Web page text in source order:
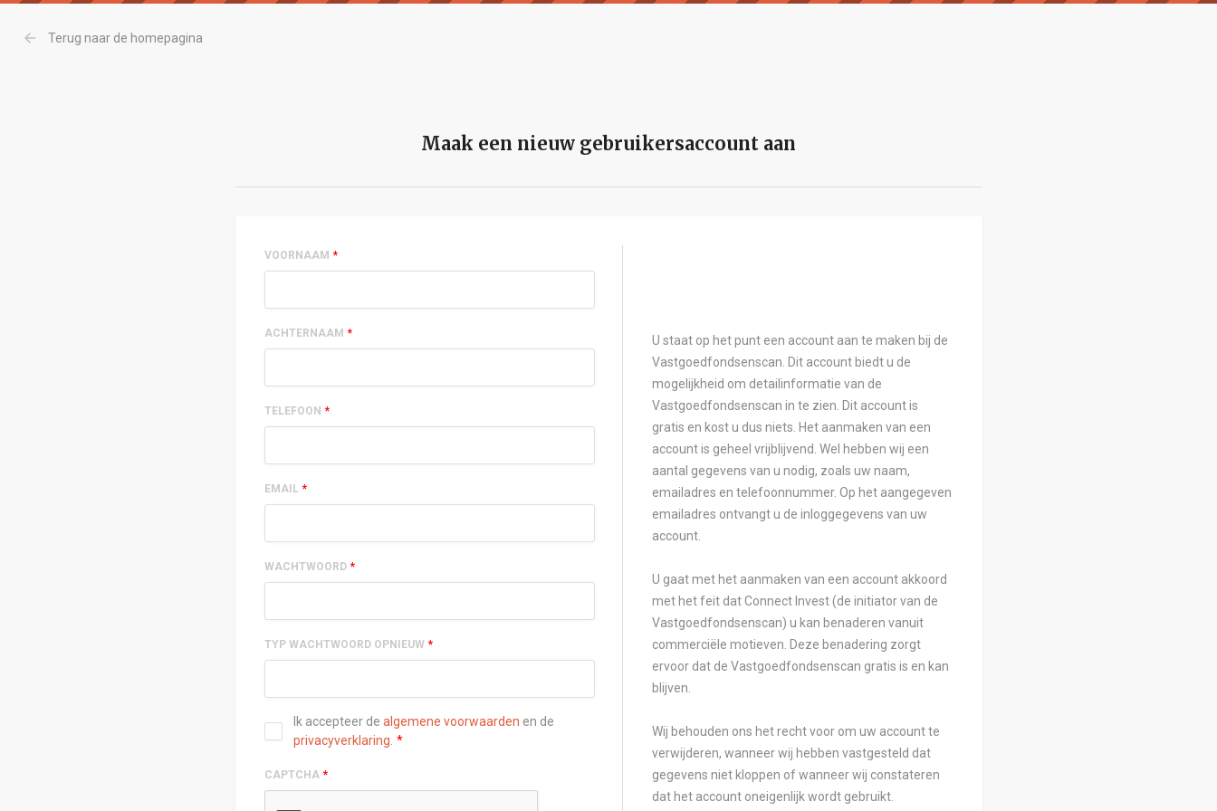
arrow_back Terug naar de homepagina
Maak een nieuw gebruikersaccount aan
VOORNAAM *
ACHTERNAAM *
TELEFOON *
EMAIL *
WACHTWOORD *
TYP WACHTWOORD OPNIEUW *
Ik accepteer de algemene voorwaarden en de
privacyverklaring *
CAPTCHA *
U staat op het punt een account aan te maken bij de
Vastgoedfondsenscan. Dit account biedt u de
mogelijkheid om detailinformatie van de
Vastgoedfondsenscan in te zien. Dit account is
gratis en kost u dus niets. Het aanmaken van een
account is geheel vrijblijvend. Wel hebben wij een
aantal gegevens van u nodig, zoals uw naam,
emailadres en telefoonnummer. Op het aangegeven
emailadres ontvangt u de inloggegevens van uw
account.
U gaat met het aanmaken van een account akkoord
met het feit dat Connect Invest (de initiator van de
Vastgoedfondsenscan) u kan benaderen vanuit
commerciële motieven. Deze benadering zorgt
ervoor dat de Vastgoedfondsenscan gratis is en kan
blijven.
Wij behouden ons het recht voor om uw account te
verwijderen, wanneer wij hebben vastgesteld dat
gegevens niet kloppen of wanneer wij constateren
dat het account oneigenlijk wordt gebruikt.